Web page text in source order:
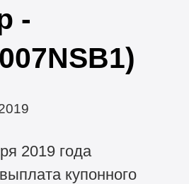
-
2019 года
купонного